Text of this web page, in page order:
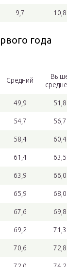
9,7 10,8
года
Средний
49,9 51,8
54,7 56,7
58,4 60,4
61,4 63,5
63,9 66,0
65,9 68,0
67,6 69,8
69,2 71,3
70,6 72,8